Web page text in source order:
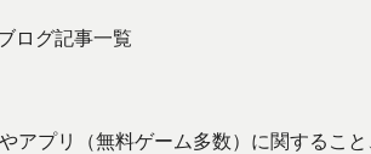
ログ記事一覧
アプリ（無料ゲーム多数）に関するこ